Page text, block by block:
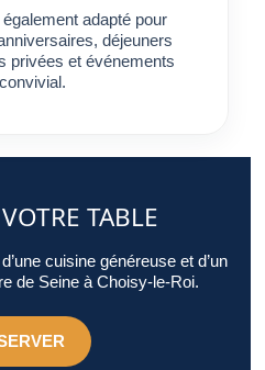
adapté pour
déjeuners
privées et événements
TABLE
cuisine généreuse et d’un
de Seine à Choisy-le-Roi.